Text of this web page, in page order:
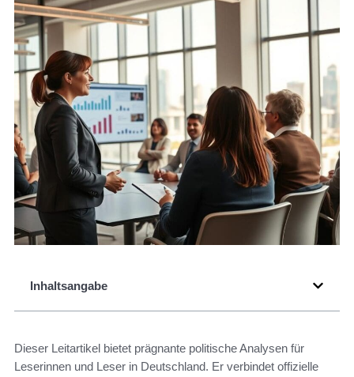
Inhaltsangabe
Dieser Leitartikel bietet prägnante politische Analysen für
Leserinnen und Leser in Deutschland. Er verbindet offizielle